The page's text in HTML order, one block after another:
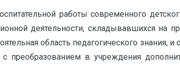
работы современного
деятельности, складывавшихся на
область педагогического знания,
преобразованием в учреждения